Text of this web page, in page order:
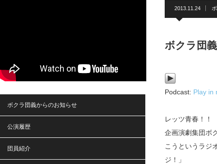
2013.11.24
ボクラ団
Podcast: Play in
レッツ青春！！
企画演劇集団ボ
こうというラジ
ジ！」
ボクラ団義からのお知らせ
公演履歴
団員紹介